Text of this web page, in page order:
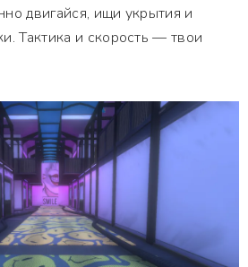
двигайся, ищи укрытия и
Тактика и скорость — твои